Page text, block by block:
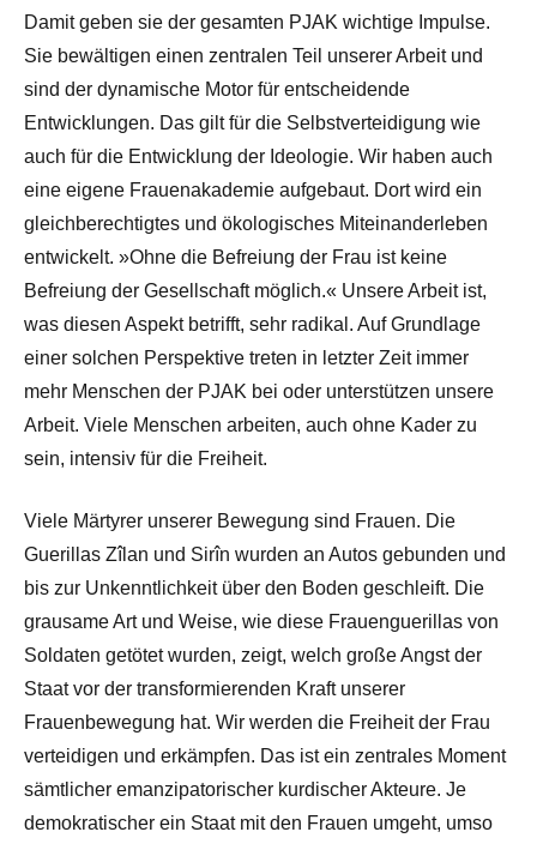
Damit geben sie der gesamten PJAK wichtige Impulse.
Sie bewältigen einen zentralen Teil unserer Arbeit und
sind der dynamische Motor für entscheidende
Entwicklungen. Das gilt für die Selbstverteidigung wie
auch für die Entwicklung der Ideologie. Wir haben auch
eine eigene Frauenakademie aufgebaut. Dort wird ein
gleichberechtigtes und ökologisches Miteinanderleben
entwickelt. »Ohne die Befreiung der Frau ist keine
Befreiung der Gesellschaft möglich.« Unsere Arbeit ist,
was diesen Aspekt betrifft, sehr radikal. Auf Grundlage
einer solchen Perspektive treten in letzter Zeit immer
mehr Menschen der PJAK bei oder unterstützen unsere
Arbeit. Viele Menschen arbeiten, auch ohne Kader zu
sein, intensiv für die Freiheit.
Viele Märtyrer unserer Bewegung sind Frauen. Die
Guerillas Zîlan und Sirîn wurden an Autos gebunden und
bis zur Unkenntlichkeit über den Boden geschleift. Die
grausame Art und Weise, wie diese Frauenguerillas von
Soldaten getötet wurden, zeigt, welch große Angst der
Staat vor der transformierenden Kraft unserer
Frauenbewegung hat. Wir werden die Freiheit der Frau
verteidigen und erkämpfen. Das ist ein zentrales Moment
sämtlicher emanzipatorischer kurdischer Akteure. Je
demokratischer ein Staat mit den Frauen umgeht, umso